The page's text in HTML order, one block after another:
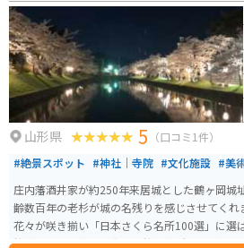
山形県 5 （口コミ1件）
#絶景スポット #神社｜寺院 #文化施設 #美
庄内藩酒井家が約250年来居城とした鶴ヶ岡城
齢数百年の老杉が城の名残りを感じさせてく
花々が咲き揃い「日本さくら名所100選」に選
桜があり、県内でも有数の桜の名所として知られています